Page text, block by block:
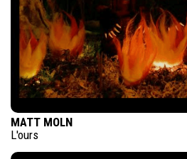
MATT MOLN
L'ours